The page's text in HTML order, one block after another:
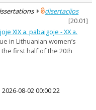
disertacijos
[20.01]
XIX a. pabaigoje - XX a.
in Lithuanian women’s
first half of the 20th
2026-08-02 00:00:22